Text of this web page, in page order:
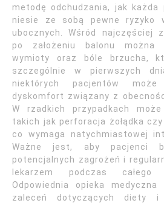
metodę odchudzania, jak każda
niesie ze sobą pewne ryzyko
ubocznych. Wśród najczęściej
po założeniu balonu można
wymioty oraz bóle brzucha,
szczególnie w pierwszych
niektórych pacjentów
dyskomfort związany z
W rzadkich przypadkach
takich jak perforacja żołądka
co wymaga natychmiastowej
Ważne jest, aby pacjenci
potencjalnych zagrożeń i
lekarzem podczas
Odpowiednia opieka
zaleceń dotyczących diety